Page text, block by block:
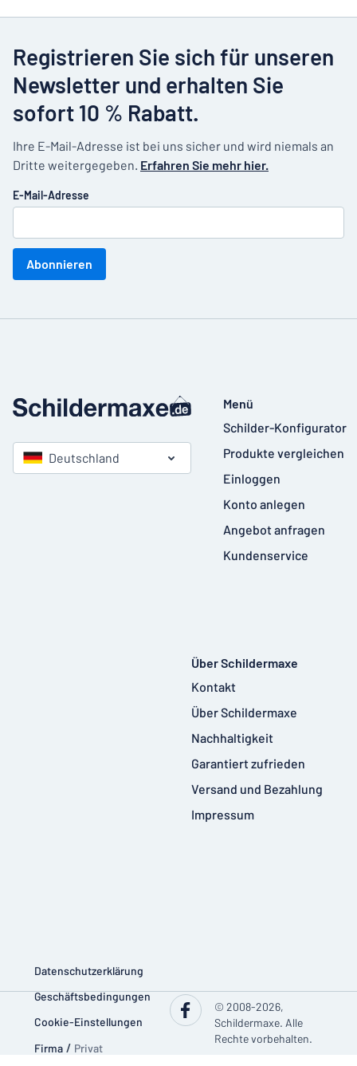
Registrieren Sie sich für unseren
Newsletter und erhalten Sie
sofort 10 % Rabatt.
Ihre E-Mail-Adresse ist bei uns sicher und wird niemals an
Dritte weitergegeben. Erfahren Sie mehr hier.
E-Mail-Adresse
Abonnieren
Deutschland
Menü
Schilder-Konfigurator
Produkte vergleichen
Einloggen
Konto anlegen
Angebot anfragen
Kundenservice
Über Schildermaxe
Kontakt
Über Schildermaxe
Nachhaltigkeit
Garantiert zufrieden
Versand und Bezahlung
Impressum
Datenschutzerklärung
Geschäftsbedingungen
Cookie-Einstellungen
Firma / Privat
© 2008-2026,
Schildermaxe. Alle
Rechte vorbehalten.